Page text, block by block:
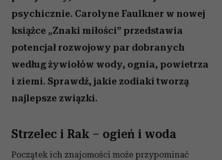
psychicznie. Carolyne Faulkner w nowej
książce „Znaki miłości” przedstawia
potencjał rozwojowy par dobranych
według żywiołów wody, ognia, powietrza
i ziemi. Sprawdź, jakie zodiaki tworzą
najlepsze związki.
Strzelec i Rak – ogień i woda
Początek ich znajomości może przypominać